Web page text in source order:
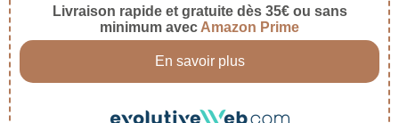
Livraison rapide et gratuite dès 35€ ou sans
minimum avec Amazon Prime
En savoir plus